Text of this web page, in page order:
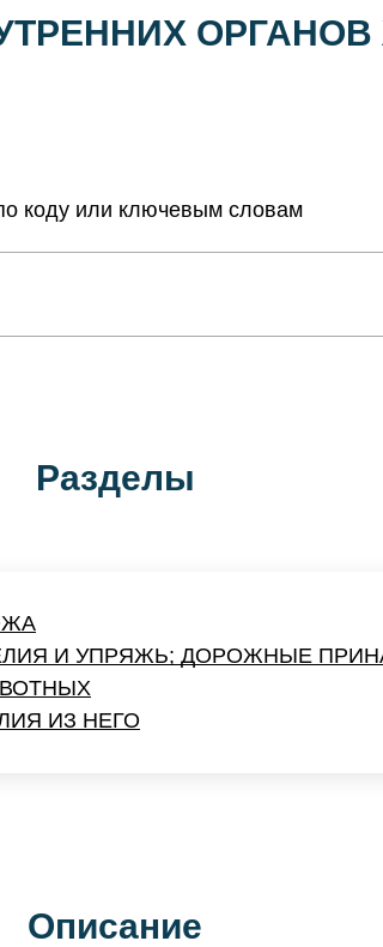
коду или ключевым словам
Разделы
И УПРЯЖЬ; ДОРОЖНЫЕ
ИЗ НЕГО
Описание